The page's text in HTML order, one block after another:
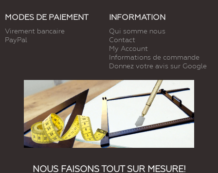
MODES DE PAIEMENT
Virement bancaire
PayPal
INFORMATION
Qui somme nous
Contact
My Account
Informations de commande
Donnez votre avis sur Google
NOUS FAISONS TOUT SUR MESURE!